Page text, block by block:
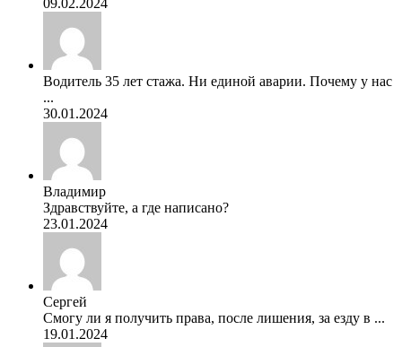
09.02.2024
Водитель 35 лет стажа. Ни единой аварии. Почему у нас
...
30.01.2024
Владимир
Здравствуйте, а где написано?
23.01.2024
Сергей
Смогу ли я получить права, после лишения, за езду в ...
19.01.2024